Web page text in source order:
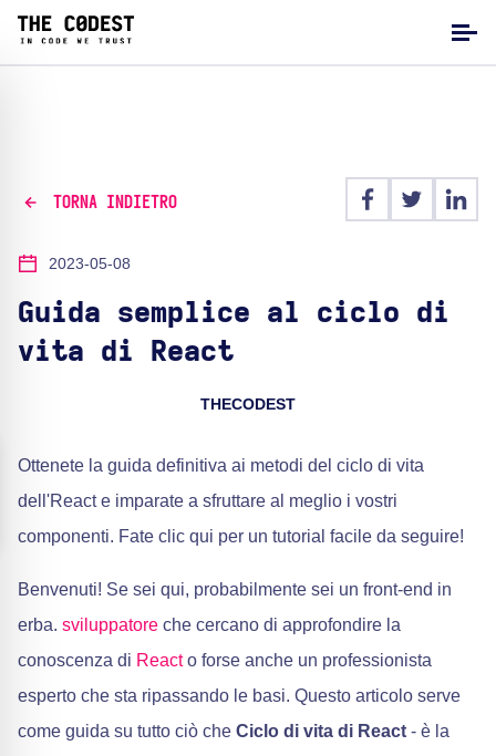
TORNA INDIETRO
2023-05-08
Guida semplice al ciclo di
vita di React
THECODEST
Ottenete la guida definitiva ai metodi del ciclo di vita
dell'React e imparate a sfruttare al meglio i vostri
componenti. Fate clic qui per un tutorial facile da seguire!
Benvenuti! Se sei qui, probabilmente sei un front-end in
erba. sviluppatore che cercano di approfondire la
conoscenza di Reacto forse anche un professionista
esperto che sta ripassando le basi. Questo articolo serve
come guida su tutto ciò che Ciclo di vita di React - è la